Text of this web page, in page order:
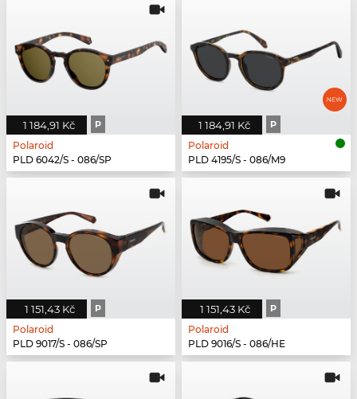
1 184,91 Kč P
Polaroid
PLD 6042/S - 086/SP
1 184,91 Kč P
Polaroid
PLD 4195/S - 086/M9
1 151,43 Kč P
Polaroid
PLD 9017/S - 086/SP
1 151,43 Kč P
Polaroid
PLD 9016/S - 086/HE